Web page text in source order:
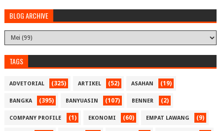
BLOG ARCHIVE
TAGS
ADVETORIAL (325) ARTIKEL (52) ASAHAN (19)
BANGKA (395) BANYUASIN (107) BENNER (2)
COMPANY PROFILE (1) EKONOMI (60) EMPAT LAWANG (9)